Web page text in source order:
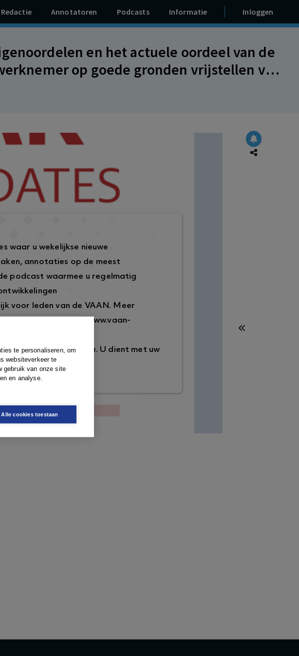
te personaliseren, om
websiteverkeer te
gebruik van onze site
en analyse.
Alle cookies toestaan
Redactie Annotatoren Podcasts Informatie Inloggen
en het actuele oordeel van de
op goede gronden vrijstellen van
waar u wekelijkse nieuwe
annotaties op de meest
podcast waarmee u regelmatig
voor leden van de VAAN. Meer
https://www.vaan-
op de knopInloggen. U dient met uw
te krijgen.